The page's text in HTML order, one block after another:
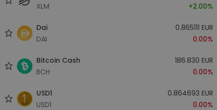
XLM
+2.00%
Dai
DAI
0.865111 EUR
0.00%
Bitcoin Cash
BCH
186.830 EUR
0.00%
USD1
USD1
0.864693 EUR
0.00%